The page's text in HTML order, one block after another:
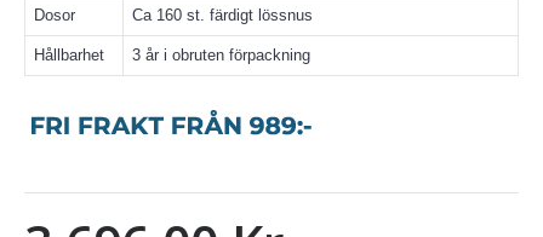
Dosor Ca 160 st. färdigt lössnus
Hållbarhet 3 år i obruten förpackning